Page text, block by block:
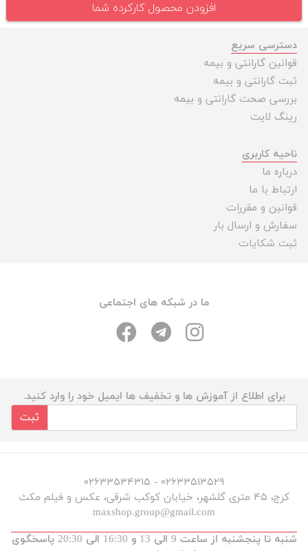
افزودن محصول کارکرده شما
دسترسی سریع
قوانین گارانتی و بیمه
ثبت گارانتی و بیمه
بررسی صحت گارانتی و بیمه
رینگ لایت
ناحیه کاربری
درباره ما
ارتباط با ما
قوانین و مقررات
سفارش و ارسال بار
ثبت شکایات
ما در شبکه های اجتماعی
برای اطلاع از آموزش ها و تخفیف ها ایمیل خود را وارد کنید.
ثبت
۰۲۶۳۳۵۱۳۵۲۹ - ۰۲۶۳۳۵۳۴۳۱۵
کرج، ۴۵ متری گلشهر، خیابان کوکب شرقی، عکس و فیلم مکث
maxshop.group@gmail.com
شنبه تا پنجشنبه از ساعت 9 الی 13 و 16:30 الی 20:30 پاسخگوی